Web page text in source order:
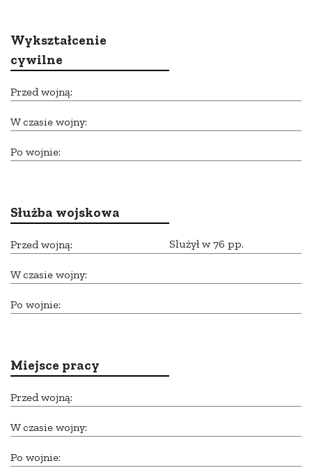
Wykształcenie
cywilne
Przed wojną:
W czasie wojny:
Po wojnie:
Służba wojskowa
Przed wojną: Slużył w 76 pp.
W czasie wojny:
Po wojnie:
Miejsce pracy
Przed wojną:
W czasie wojny:
Po wojnie: